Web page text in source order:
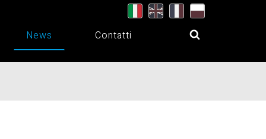
News Contatti